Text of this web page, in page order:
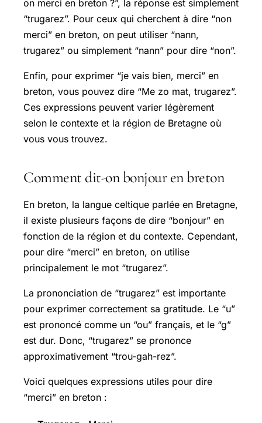
on merci en breton ?”, la réponse est simplement
“trugarez”. Pour ceux qui cherchent à dire “non
merci” en breton, on peut utiliser “nann,
trugarez” ou simplement “nann” pour dire “non”.
Enfin, pour exprimer “je vais bien, merci” en
breton, vous pouvez dire “Me zo mat, trugarez”.
Ces expressions peuvent varier légèrement
selon le contexte et la région de Bretagne où
vous vous trouvez.
Comment dit-on bonjour en breton
En breton, la langue celtique parlée en Bretagne,
il existe plusieurs façons de dire “bonjour” en
fonction de la région et du contexte. Cependant,
pour dire “merci” en breton, on utilise
principalement le mot “trugarez”.
La prononciation de “trugarez” est importante
pour exprimer correctement sa gratitude. Le “u”
est prononcé comme un “ou” français, et le “g”
est dur. Donc, “trugarez” se prononce
approximativement “trou-gah-rez”.
Voici quelques expressions utiles pour dire
“merci” en breton :